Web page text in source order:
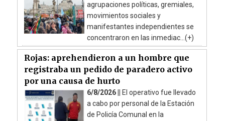
agrupaciones políticas, gremiales,
movimientos sociales y
manifestantes independientes se
concentraron en las inmediac...(+)
Rojas: aprehendieron a un hombre que
registraba un pedido de paradero activo
por una causa de hurto
6/8/2026 ||
El operativo fue llevado
a cabo por personal de la Estación
de Policía Comunal en la